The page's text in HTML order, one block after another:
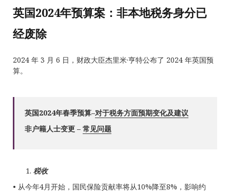
英国2024年预算案：非本地税务身分已
经废除
2024 年 3 月 6 日，财政大臣杰里米·亨特公布了 2024 年英国预
算。
英国2024年春季预算–对于税务方面预期变化及建议
非户籍人士变更 – 常见问题
税收
• 从今年4月开始，国民保险贡献率将从10%降至8%，影响约